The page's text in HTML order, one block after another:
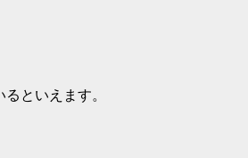
といえます。